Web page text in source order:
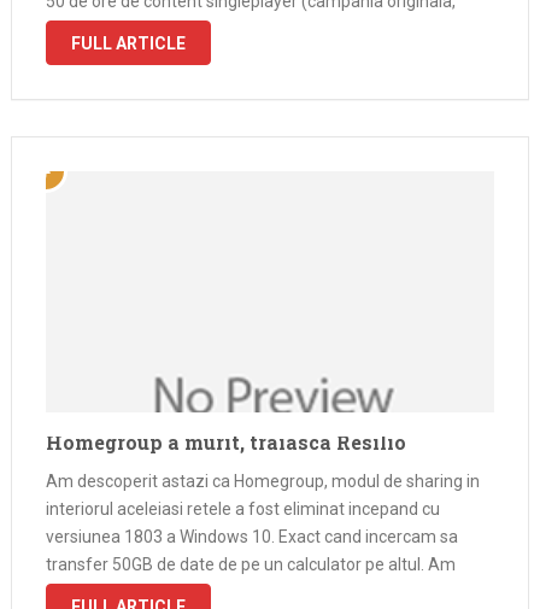
patru zone de patrula, level maxim 20) dar …
FULL ARTICLE
Homegroup a murit, traiasca Resilio
Am descoperit astazi ca Homegroup, modul de sharing in
interiorul aceleiasi retele a fost eliminat incepand cu
versiunea 1803 a Windows 10. Exact cand incercam sa
transfer 50GB de date de pe un calculator pe altul. Am
incercat toate tutorialele de pe internet care promiteau